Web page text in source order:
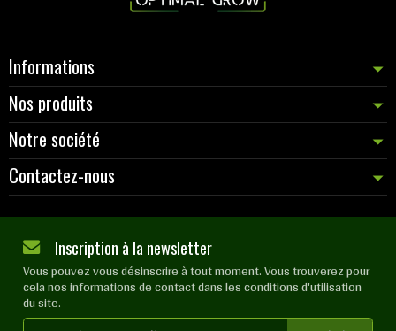
Informations
Nos produits
Notre société
Contactez-nous
Inscription à la newsletter
Vous pouvez vous désinscrire à tout moment. Vous trouverez pour
cela nos informations de contact dans les conditions d'utilisation
du site.